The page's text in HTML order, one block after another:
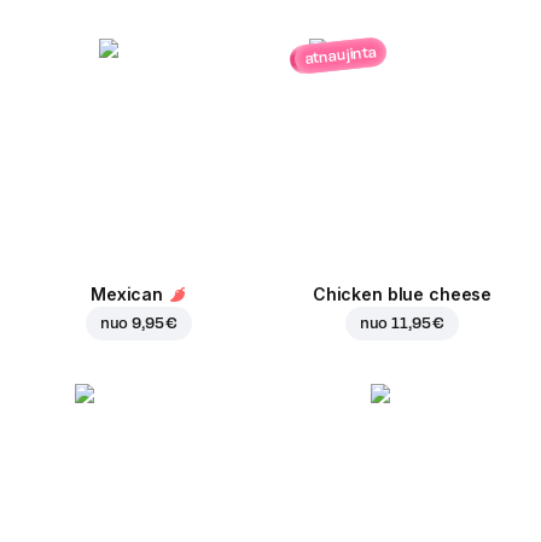
Mexican
nuo9,95 €
atnaujinta
Chicken blue cheese
nuo11,95 €